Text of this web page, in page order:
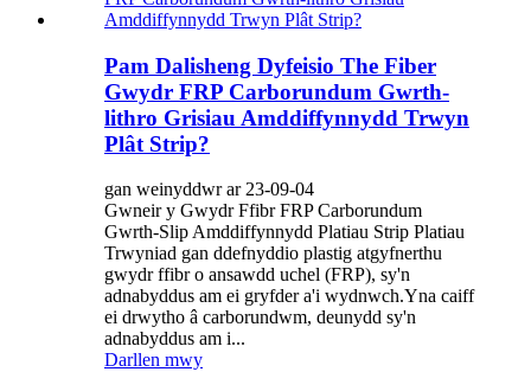
Pam Dalisheng Dyfeisio The Fiber
Gwydr FRP Carborundum Gwrth-
lithro Grisiau Amddiffynnydd Trwyn
Plât Strip?
gan weinyddwr ar 23-09-04
Gwneir y Gwydr Ffibr FRP Carborundum
Gwrth-Slip Amddiffynnydd Platiau Strip Platiau
Trwyniad gan ddefnyddio plastig atgyfnerthu
gwydr ffibr o ansawdd uchel (FRP), sy'n
adnabyddus am ei gryfder a'i wydnwch.Yna caiff
ei drwytho â carborundwm, deunydd sy'n
adnabyddus am i...
Darllen mwy